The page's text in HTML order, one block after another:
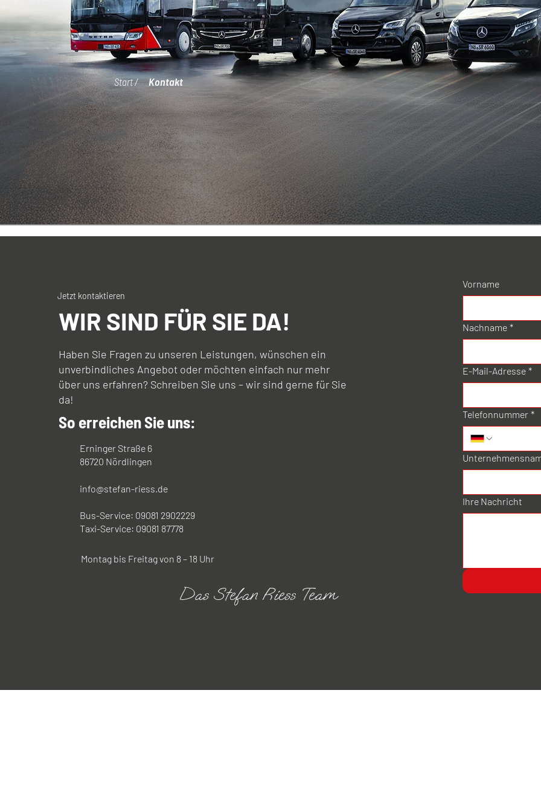
Start / Kontakt
jetzt E-Mail schreiben
Jetzt kontaktieren
WIR SIND FÜR SIE DA!
Haben Sie Fragen zu unseren Leistungen, wünschen ein
unverbindliches Angebot oder möchten einfach nur mehr
über uns erfahren? Schreiben Sie uns – wir sind gerne für Sie
da!
So erreichen Sie uns:
Erninger Straße 6
86720 Nördlingen
info@stefan-riess.de
Bus-Service: 09081 2902229
Taxi-Service: 09081 87778
Montag bis Freitag von 8 – 18 Uhr
Das Stefan Riess Team
Vorname
Nachname *
E-Mail-Adresse *
Telefonnummer *
Ihre Nachricht